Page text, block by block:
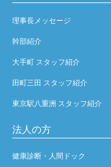
理事長メッセージ
幹部紹介
大手町 スタッフ紹介
田町三田 スタッフ紹介
東京駅八重洲 スタッフ紹介
法人の方
健康診断・人間ドック